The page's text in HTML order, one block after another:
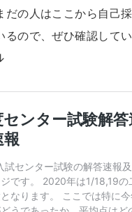
だの人はここから自己
るので、ぜひ確認して